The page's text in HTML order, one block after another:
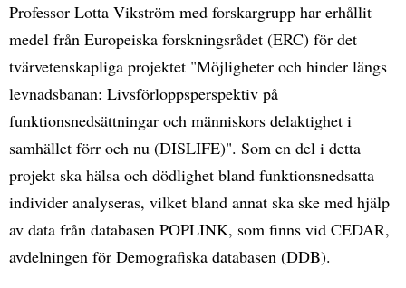
Professor Lotta Vikström med forskargrupp har erhållit
medel från Europeiska forskningsrådet (ERC) för det
tvärvetenskapliga projektet "Möjligheter och hinder längs
levnadsbanan: Livsförloppsperspektiv på
funktionsnedsättningar och människors delaktighet i
samhället förr och nu (DISLIFE)". Som en del i detta
projekt ska hälsa och dödlighet bland funktionsnedsatta
individer analyseras, vilket bland annat ska ske med hjälp
av data från databasen POPLINK, som finns vid CEDAR,
avdelningen för Demografiska databasen (DDB).